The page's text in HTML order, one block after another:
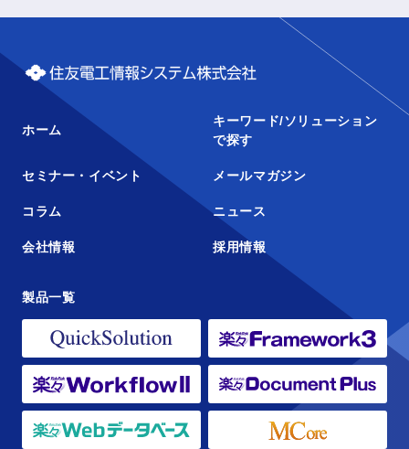
ホーム
キーワード/ソリューション
で探す
セミナー・イベント メールマガジン
コラム ニュース
会社情報 採用情報
製品一覧